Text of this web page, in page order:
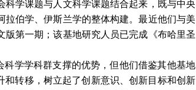
学课题与人文科学课题结合起来，既与中央
伯学、伊斯兰学的整体构建。最近他们与美
第一期；该基地研究人员已完成《布哈里圣
学学科群支撑的优势，但他们借鉴其他基地
和转移，树立起了创新意识、创新目标和创新